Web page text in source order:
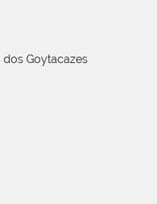
Goytacazes